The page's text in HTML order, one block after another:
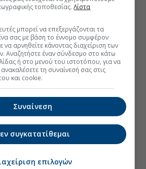
τοποθεσίας.Λίστα
μπορεί να επεξεργάζονται τα
σας με βάση το έννομο συμφέρον
να αρνηθείτε κάνοντας διαχείριση των
Αναζητήστε έναν σύνδεσμο στο κάτω
ή στο μενού του ιστοτόπου, για να
ανακαλέσετε τη συναίνεσή σας στις
και cookie.
Συναίνεση
συγκατατίθεμαι
επιλογών